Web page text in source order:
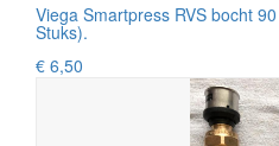
Viega Smartpress RVS bocht
Stuks).
€ 6,50